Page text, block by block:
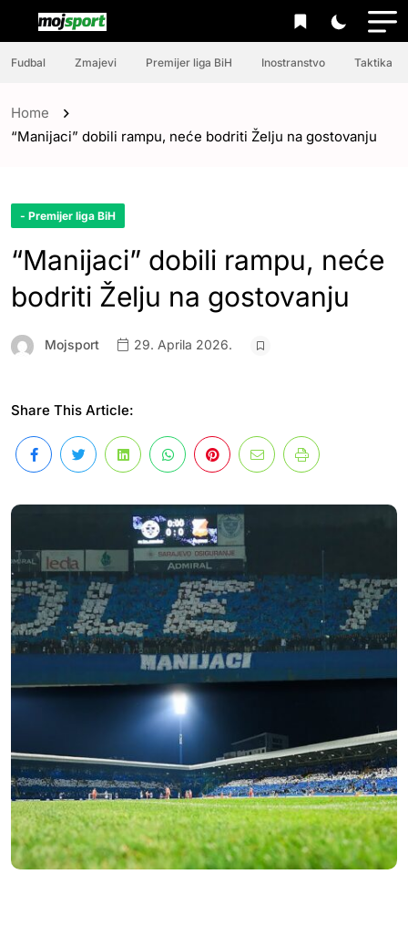
Fudbal Zmajevi Premijer liga BiH Inostranstvo Taktika
Home
“Manijaci” dobili rampu, neće bodriti Želju na gostovanju
- Premijer liga BiH
“Manijaci” dobili rampu, neće
bodriti Želju na gostovanju
Mojsport 29. Aprila 2026.
Share This Article: